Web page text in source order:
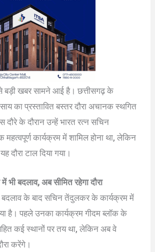
बड़ी खबर सामने आई है। छत्तीसगढ़ के
का प्रस्तावित बस्तर दौरा अचानक स्थगित
दौरे के दौरान उन्हें भारत रत्न सचिन
कार्यक्रम में शामिल होना था, लेकिन
दौरा टाल दिया गया।
भी बदलाव, अब सीमित रहेगा दौरा
बदलाव के बाद सचिन तेंदुलकर के कार्यक्रम में
है। पहले उनका कार्यक्रम गीदम ब्लॉक के
कई स्थानों पर तय था, लेकिन अब वे
करेंगे।